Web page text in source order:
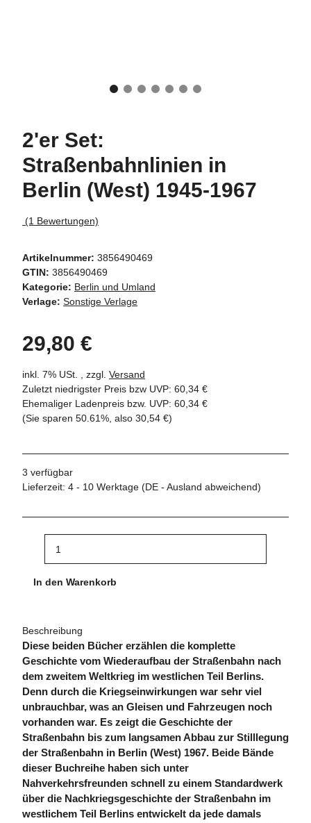
2'er Set:
Straßenbahnlinien in
Berlin (West) 1945-1967
(1 Bewertungen)
Artikelnummer: 3856490469
GTIN: 3856490469
Kategorie: Berlin und Umland
Verlage: Sonstige Verlage
29,80 €
inkl. 7% USt. , zzgl. Versand
Zuletzt niedrigster Preis bzw UVP: 60,34 €
Ehemaliger Ladenpreis bzw. UVP: 60,34 €
(Sie sparen 50.61%, also 30,54 €)
3 verfügbar
Lieferzeit: 4 - 10 Werktage (DE - Ausland abweichend)
In den Warenkorb
Beschreibung
Diese beiden Bücher erzählen die komplette
Geschichte vom Wiederaufbau der Straßenbahn nach
dem zweitem Weltkrieg im westlichen Teil Berlins.
Denn durch die Kriegseinwirkungen war sehr viel
unbrauchbar, was an Gleisen und Fahrzeugen noch
vorhanden war. Es zeigt die Geschichte der
Straßenbahn bis zum langsamen Abbau zur Stilllegung
der Straßenbahn in Berlin (West) 1967. Beide Bände
dieser Buchreihe haben sich unter
Nahverkehrsfreunden schnell zu einem Standardwerk
über die Nachkriegsgeschichte der Straßenbahn im
westlichem Teil Berlins entwickelt da jede damals